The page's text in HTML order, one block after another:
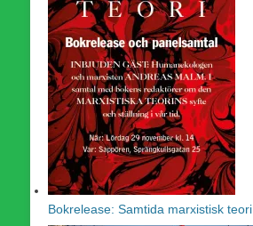
Bokrelease: Samtida marxistisk teori